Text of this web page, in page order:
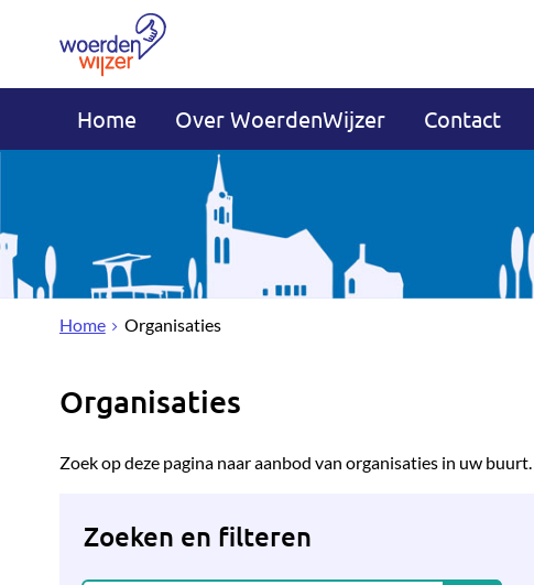
Home Over WoerdenWijzer Contact
Home Organisaties
Organisaties
Zoek op deze pagina naar aanbod van organisaties in uw buurt.
Zoeken en filteren